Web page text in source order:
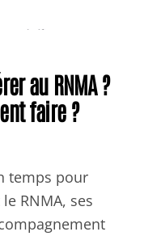
au RNMA ?
faire ?
temps pour
RNMA, ses